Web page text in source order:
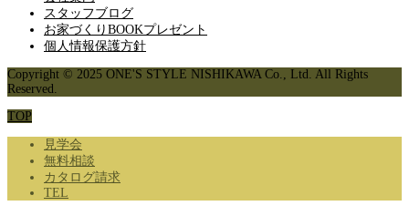
スタッフブログ
お家づくりBOOKプレゼント
個人情報保護方針
Copyright © 2025 ONE'S STYLE NISHIKAWA Co., Ltd. All Rights
Reserved.
TOP
見学会
無料相談
カタログ請求
TEL